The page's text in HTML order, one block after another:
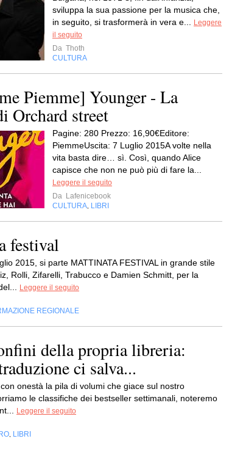
sviluppa la sua passione per la musica che,
in seguito, si trasformerà in vera e...
Leggere
il seguito
Da Thoth
CULTURA
Piemme] Younger - La
Orchard street
Pagine: 280 Prezzo: 16,90€Editore:
PiemmeUscita: 7 Luglio 2015A volte nella
vita basta dire… sì. Così, quando Alice
capisce che non ne può più di fare la...
Leggere il seguito
Da Lafenicebook
CULTURA LIBRI
festival
2015, si parte MATTINATA FESTIVAL in grande stile
Rolli, Zifarelli, Trabucco e Damien Schmitt, per la
Leggere il seguito
REGIONALE
della propria libreria:
ci salva...
onestà la pila di volumi che giace sul nostro
le classifiche dei bestseller settimanali, noteremo
Leggere il seguito
LIBRI